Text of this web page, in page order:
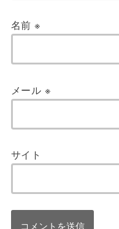
名前※
メール ※
サイト